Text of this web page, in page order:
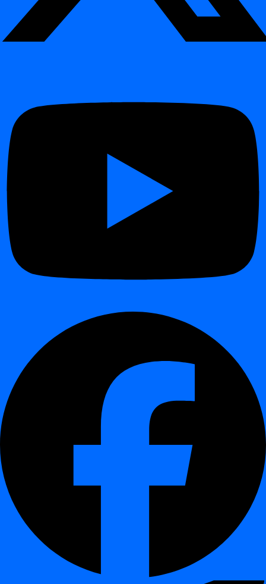
Példák a felhasználásra
Pénzügyi piaci adatok:
késések észlelése ár- vagy
kereskedési adatok frissítéseiben.
Szabályozói jelentések:
ellenőrizze, hogy a benyújtások a
Előnyök
Előny
Üzletmenet-
folytonosság
Megakadályozza az működési zavarokat a késő
vagy hiányzó adatok miatt
Adatminőség
Javítja az adatszállítmányok megbízhatóságát és
következetességét
Megfelelés
Automatizáció
Zökkenőmentesen működik együtt aData
Hogyan tanulja meg a digna a várt
kézbesítési időket
a digna megfigyeli a korábbi betöltési
a gépi tanulás dinamikus alapvonalat hoz
létre a várt érkezéshez.
minden új kézbesítést összehasonlítanak az
metrikákkal és megbízhatósági pontszámokkal.
Ez a folyamatos tanulási megközelítés alkalmazkodik a változó
folyamatokhoz, miközben alacsonyan tartja a téves pozitívokat.
GYIK
Megadhatok saját kézbesítési időket?
Igen. A digna támogatja mind a fix felhasználói ütemezéseket, mind
az MI által megtanult mintákat.